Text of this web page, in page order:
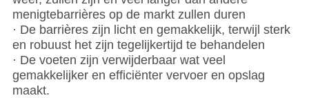
menigtebarrières op de markt zullen duren
· De barrières zijn licht en gemakkelijk, terwijl sterk
en robuust het zijn tegelijkertijd te behandelen
· De voeten zijn verwijderbaar wat veel
gemakkelijker en efficiënter vervoer en opslag
maakt.